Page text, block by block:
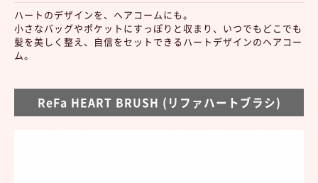
ハートのデザインを、ヘアコームにも。
小さなバッグやポケットにすっぽりと収まり、いつでもどこでも
髪を美しく整え、自信をセットできるハートデザインのヘアコー
ム。
ReFa HEART BRUSH (リファハートブラシ)